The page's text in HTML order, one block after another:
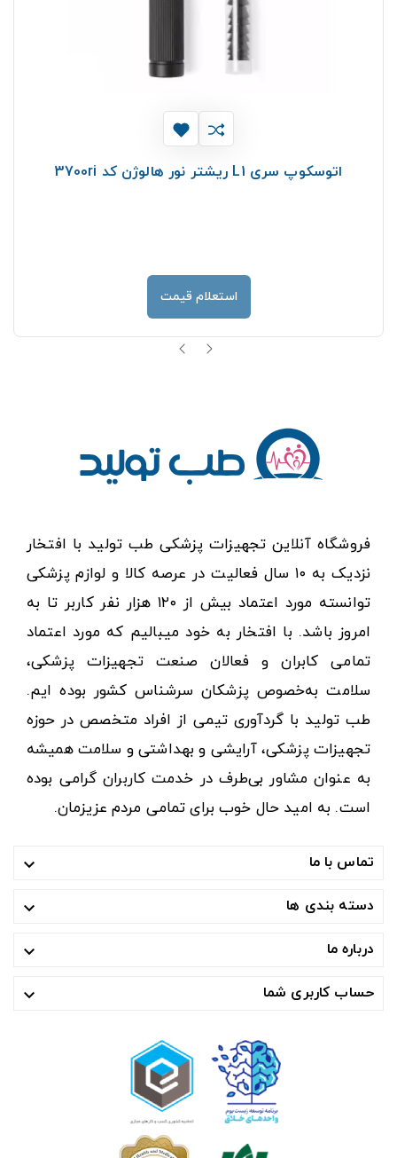
اتوسکوپ سری L1 ریشتر نور هالوژن کد 3700ri
استعلام قیمت
فروشگاه آنلاین تجهیزات پزشکی طب تولید با افتخار
نزدیک به ۱۰ سال فعالیت در عرصه کالا و لوازم پزشکی
توانسته مورد اعتماد بیش از ۱۲۰ هزار نفر کاربر تا به
امروز باشد. با افتخار به خود میبالیم که مورد اعتماد
تمامی کابران و فعالان صنعت تجهیزات پزشکی،
سلامت به‌خصوص پزشکان سرشناس کشور بوده ایم.
طب تولید با گردآوری تیمی از افراد متخصص در حوزه
تجهیزات پزشکی، آرایشی و بهداشتی و سلامت همیشه
به عنوان مشاور بی‌طرف در خدمت کاربران گرامی بوده
است. به امید حال خوب برای تمامی مردم عزیزمان.
تماس با ما 
دسته بندی ها 
درباره ما 
حساب کاربری شما 